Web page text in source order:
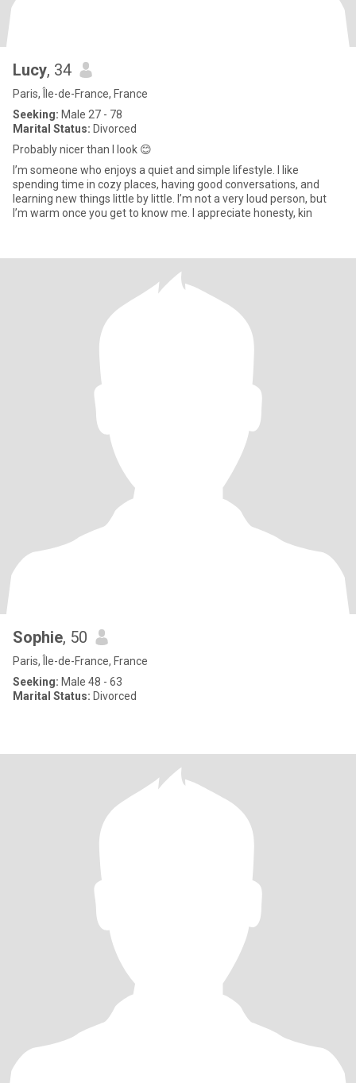
Lucy, 34
Paris, Île-de-France, France
Seeking: Male 27 - 78
Marital Status: Divorced
Probably nicer than I look 😊
I’m someone who enjoys a quiet and simple lifestyle. I like
spending time in cozy places, having good conversations, and
learning new things little by little. I’m not a very loud person, but
I’m warm once you get to know me. I appreciate honesty, kin
Sophie, 50
Paris, Île-de-France, France
Seeking: Male 48 - 63
Marital Status: Divorced